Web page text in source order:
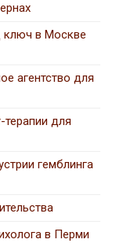
ключ в Москве
агентство для
терапии для
гемблинга
в Перми